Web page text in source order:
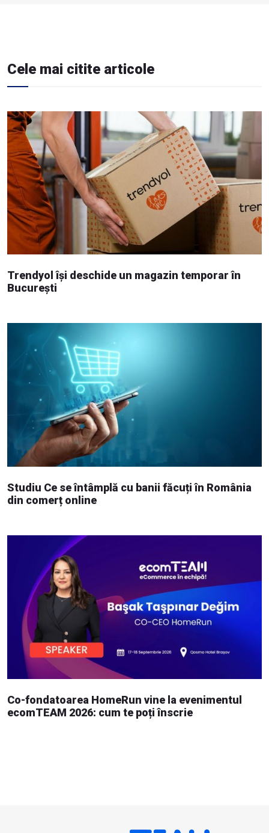
Cele mai citite articole
Trendyol își deschide un magazin temporar în
București
Studiu Ce se întâmplă cu banii făcuți în România
din comerț online
Co-fondatoarea HomeRun vine la evenimentul
ecomTEAM 2026: cum te poți înscrie